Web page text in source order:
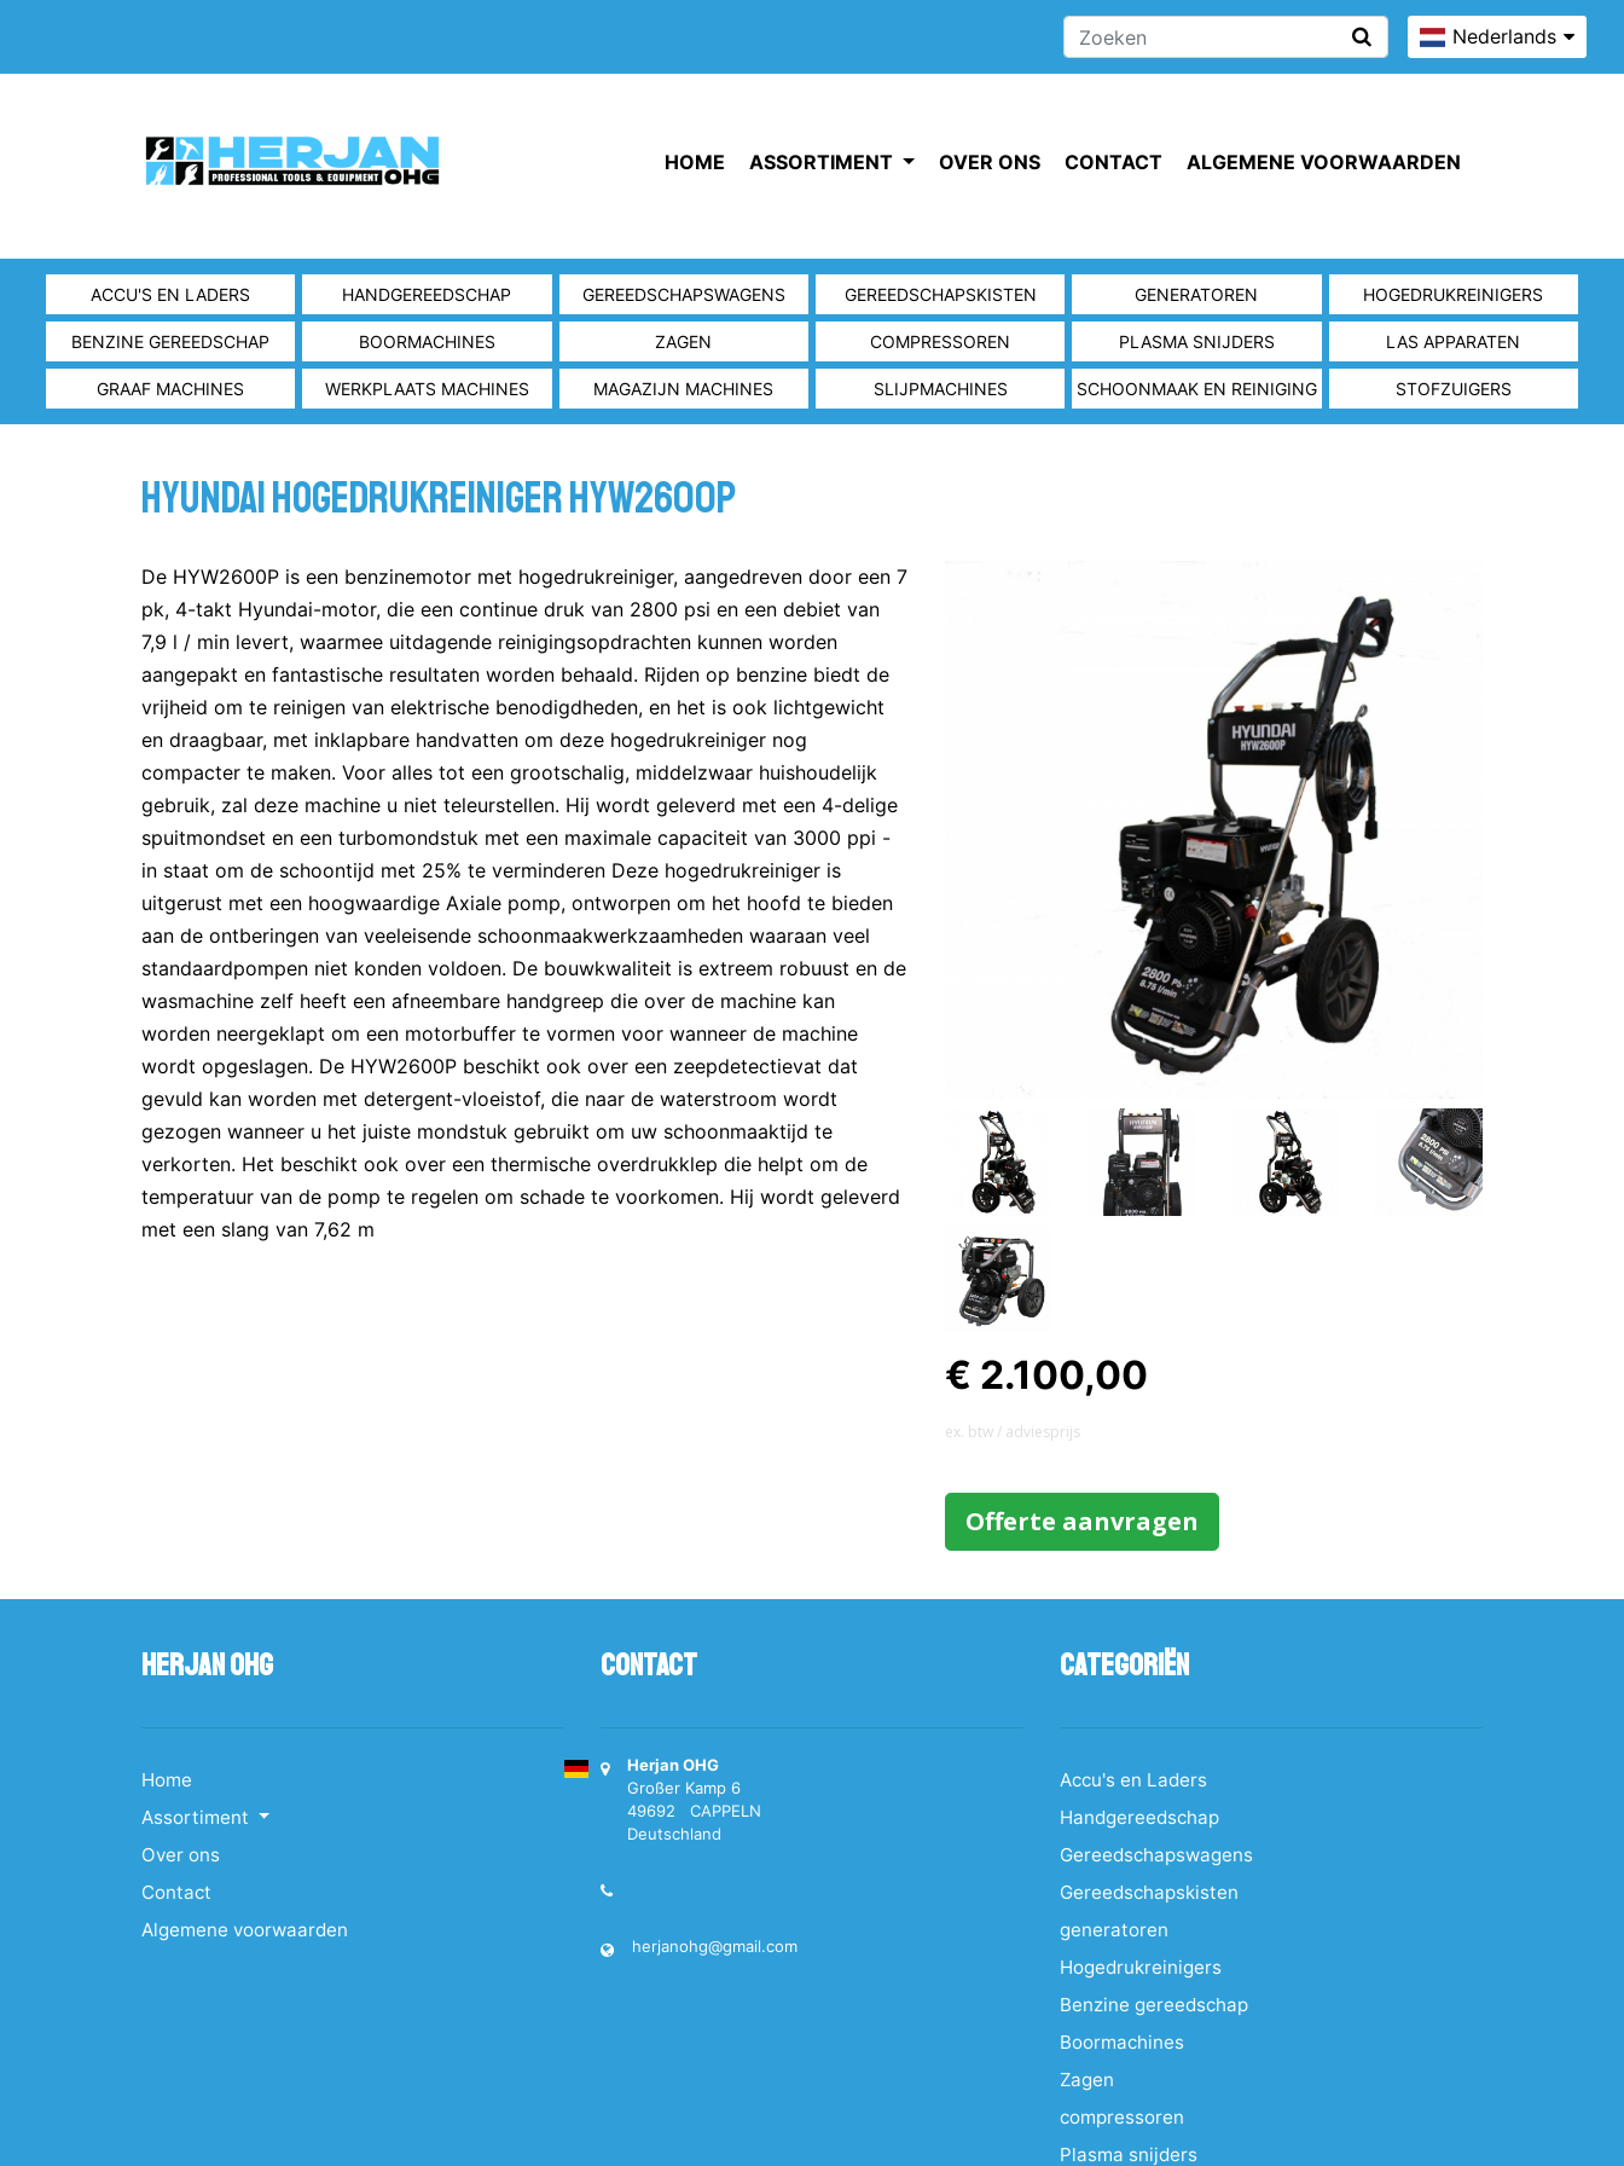
Nederlands
HOME ASSORTIMENT OVER ONS CONTACT ALGEMENE VOORWAARDEN
ACCU'S EN LADERS HANDGEREEDSCHAP GEREEDSCHAPSWAGENS GEREEDSCHAPSKISTEN GENERATOREN HOGEDRUKREINIGERS
BENZINE GEREEDSCHAP BOORMACHINES ZAGEN COMPRESSOREN PLASMA SNIJDERS LAS APPARATEN
GRAAF MACHINES WERKPLAATS MACHINES MAGAZIJN MACHINES SLIJPMACHINES SCHOONMAAK EN REINIGING STOFZUIGERS
HYUNDAI HOGEDRUKREINIGER HYW2600P
€ 2.100,00
ex. btw / adviesprijs
Offerte aanvragen
De HYW2600P is een benzinemotor met hogedrukreiniger, aangedreven door een 7
pk, 4-takt Hyundai-motor, die een continue druk van 2800 psi en een debiet van
7,9 l / min levert, waarmee uitdagende reinigingsopdrachten kunnen worden
aangepakt en fantastische resultaten worden behaald. Rijden op benzine biedt de
vrijheid om te reinigen van elektrische benodigdheden, en het is ook lichtgewicht
en draagbaar, met inklapbare handvatten om deze hogedrukreiniger nog
compacter te maken. Voor alles tot een grootschalig, middelzwaar huishoudelijk
gebruik, zal deze machine u niet teleurstellen. Hij wordt geleverd met een 4-delige
spuitmondset en een turbomondstuk met een maximale capaciteit van 3000 ppi -
in staat om de schoontijd met 25% te verminderen Deze hogedrukreiniger is
uitgerust met een hoogwaardige Axiale pomp, ontworpen om het hoofd te bieden
aan de ontberingen van veeleisende schoonmaakwerkzaamheden waaraan veel
standaardpompen niet konden voldoen. De bouwkwaliteit is extreem robuust en de
wasmachine zelf heeft een afneembare handgreep die over de machine kan
worden neergeklapt om een motorbuffer te vormen voor wanneer de machine
wordt opgeslagen. De HYW2600P beschikt ook over een zeepdetectievat dat
gevuld kan worden met detergent-vloeistof, die naar de waterstroom wordt
gezogen wanneer u het juiste mondstuk gebruikt om uw schoonmaaktijd te
verkorten. Het beschikt ook over een thermische overdrukklep die helpt om de
temperatuur van de pomp te regelen om schade te voorkomen. Hij wordt geleverd
met een slang van 7,62 m
Herjan OHG
Home
Assortiment
Over ons
Contact
Algemene voorwaarden
Contact
Herjan OHG
Großer Kamp 6
49692 CAPPELN
Deutschland
herjanohg@gmail.com
Categoriën
Accu's en Laders
Handgereedschap
Gereedschapswagens
Gereedschapskisten
generatoren
Hogedrukreinigers
Benzine gereedschap
Boormachines
Zagen
compressoren
Plasma snijders